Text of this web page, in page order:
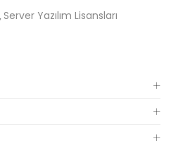
Server Yazılım Lisansları